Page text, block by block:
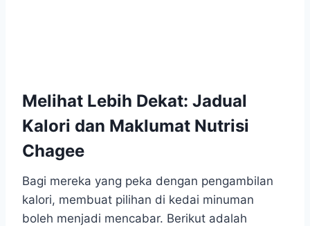
Melihat Lebih Dekat: Jadual
Kalori dan Maklumat Nutrisi
Chagee
Bagi mereka yang peka dengan pengambilan
kalori, membuat pilihan di kedai minuman
boleh menjadi mencabar. Berikut adalah